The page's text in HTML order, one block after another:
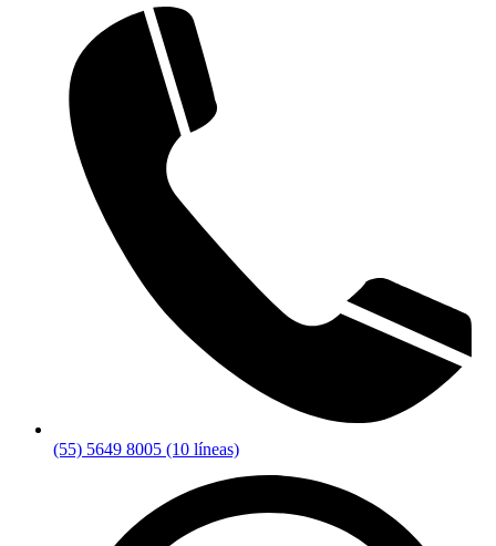
(55) 5649 8005 (10 líneas)